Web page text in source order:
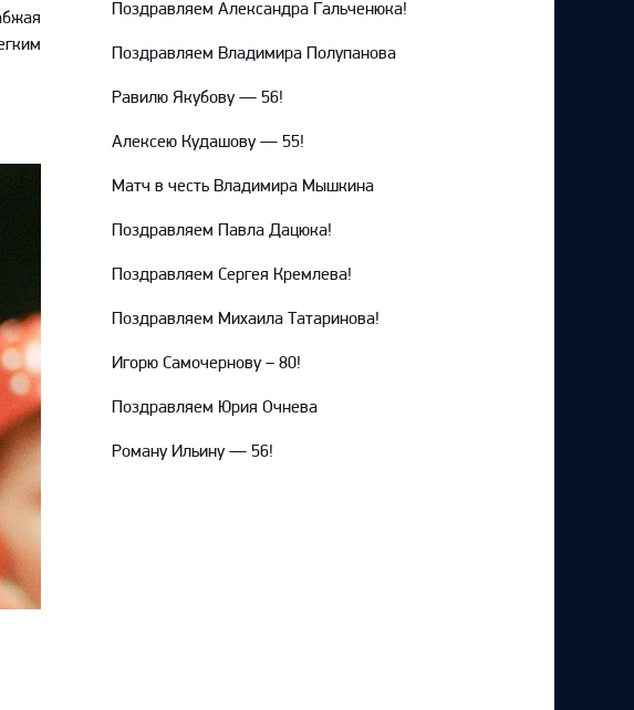
Поздравляем Александра Гальченюка!
Поздравляем Владимира Полупанова
Равилю Якубову — 56!
Алексею Кудашову — 55!
Матч в честь Владимира Мышкина
Поздравляем Павла Дацюка!
Поздравляем Сергея Кремлева!
Поздравляем Михаила Татаринова!
Игорю Самочернову – 80!
Поздравляем Юрия Очнева
Роману Ильину — 56!